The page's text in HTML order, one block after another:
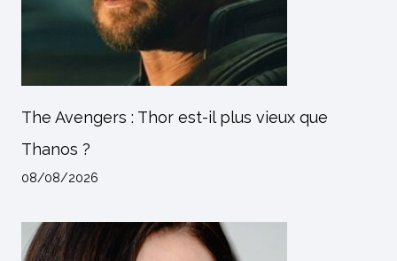
The Avengers : Thor est-il plus vieux que
Thanos ?
08/08/2026